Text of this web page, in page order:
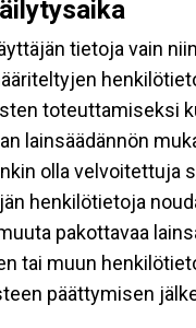
tietoja vain
toteuttamiseksi
lainsäädännön
olla velvoitettuja
henkilötietoja
pakottavaa
tai muun
päättymisen